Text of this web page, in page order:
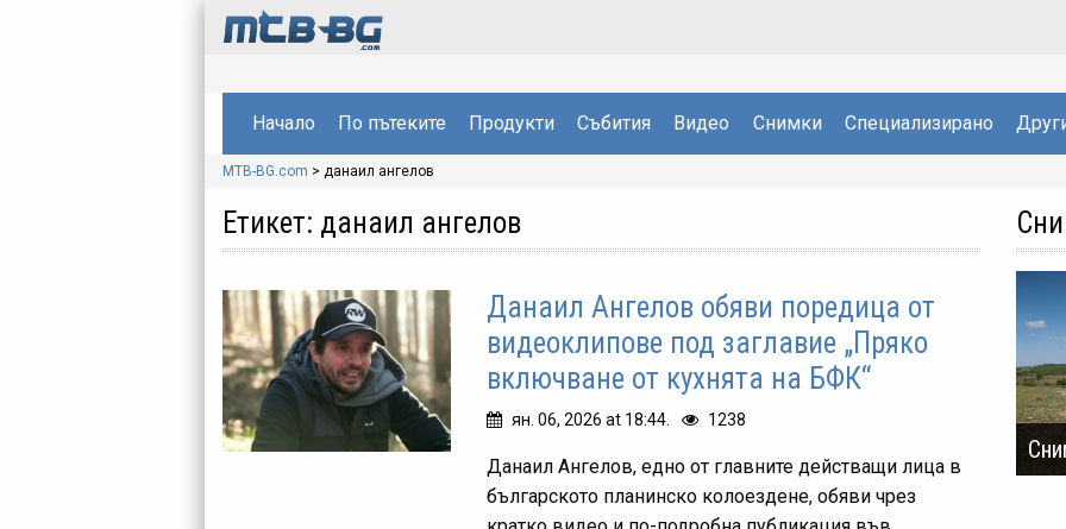
Начало По пътеките Продукти Събития Видео Снимки Специализирано
MTB-BG.com > данаил ангелов
Етикет: данаил ангелов
Данаил Ангелов обяви поредица от
видеоклипове под заглавие „Пряко
включване от кухнята на БФК“
ян. 06, 2026 at 18:44. 1238
Данаил Ангелов, едно от главните действащи лица в
българското планинско колоездене, обяви чрез